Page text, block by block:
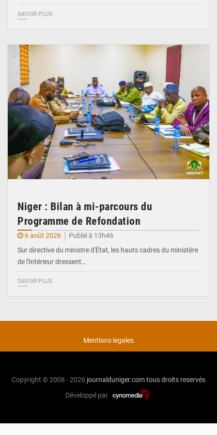
SAVOIR PLUS
Niger : Bilan à mi-parcours du
Programme de Refondation
6 août 2026
Publié à 13h46
Sur directive du ministre d'État, les hauts cadres du ministère
de l'Intérieur dressent…
SAVOIR PLUS
Mentions legales
Copyright © 2008 - 2026 journalduniger.comtous droits reservés
Développé par